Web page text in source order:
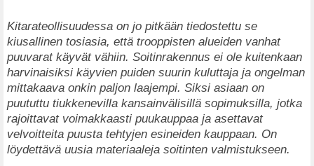
Kitarateollisuudessa on jo pitkään tiedostettu se
kiusallinen tosiasia, että trooppisten alueiden vanhat
puuvarat käyvät vähiin. Soitinrakennus ei ole kuitenkaan
harvinaisiksi käyvien puiden suurin kuluttaja ja ongelman
mittakaava onkin paljon laajempi. Siksi asiaan on
puututtu tiukkenevilla kansainvälisillä sopimuksilla, jotka
rajoittavat voimakkaasti puukauppaa ja asettavat
velvoitteita puusta tehtyjen esineiden kauppaan. On
löydettävä uusia materiaaleja soitinten valmistukseen.